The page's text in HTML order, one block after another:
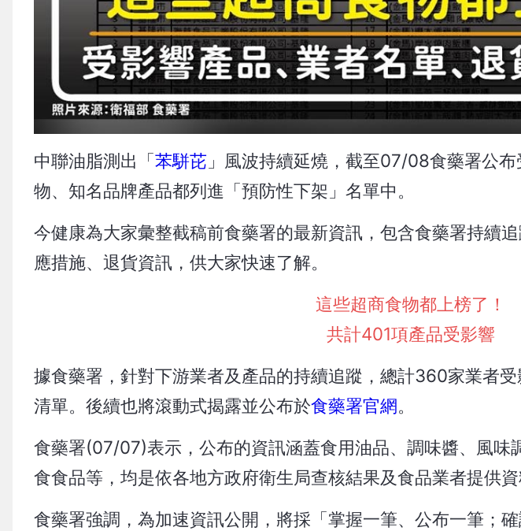
中聯油脂測出「苯駢芘 」風波持續延燒，截至07/08食藥署公
物、知名品牌產品都列進「預防性下架」名單中。
今健康為大家彙整截稿前食藥署的最新資訊，包含食藥署持續
應措施、退貨資訊，供大家快速了解。
這些超商食物都上榜了！
共計401項產品受影響
據食藥署，針對下游業者及產品的持續追蹤，總計360家業者
清單。後續也將滾動式揭露並公布於食藥署官網。
食藥署(07/07)表示，公布的資訊涵蓋食用油品、調味醬、風味
食食品等，均是依各地方政府衛生局查核結果及食品業者提供資
食藥署強調，為加速資訊公開，將採「掌握一筆、公布一筆；